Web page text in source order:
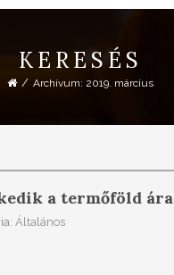
KERESÉS
/ Archívum: 2019. március
a termőföld ára
Általános